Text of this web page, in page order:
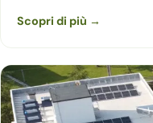
Scopri di più →